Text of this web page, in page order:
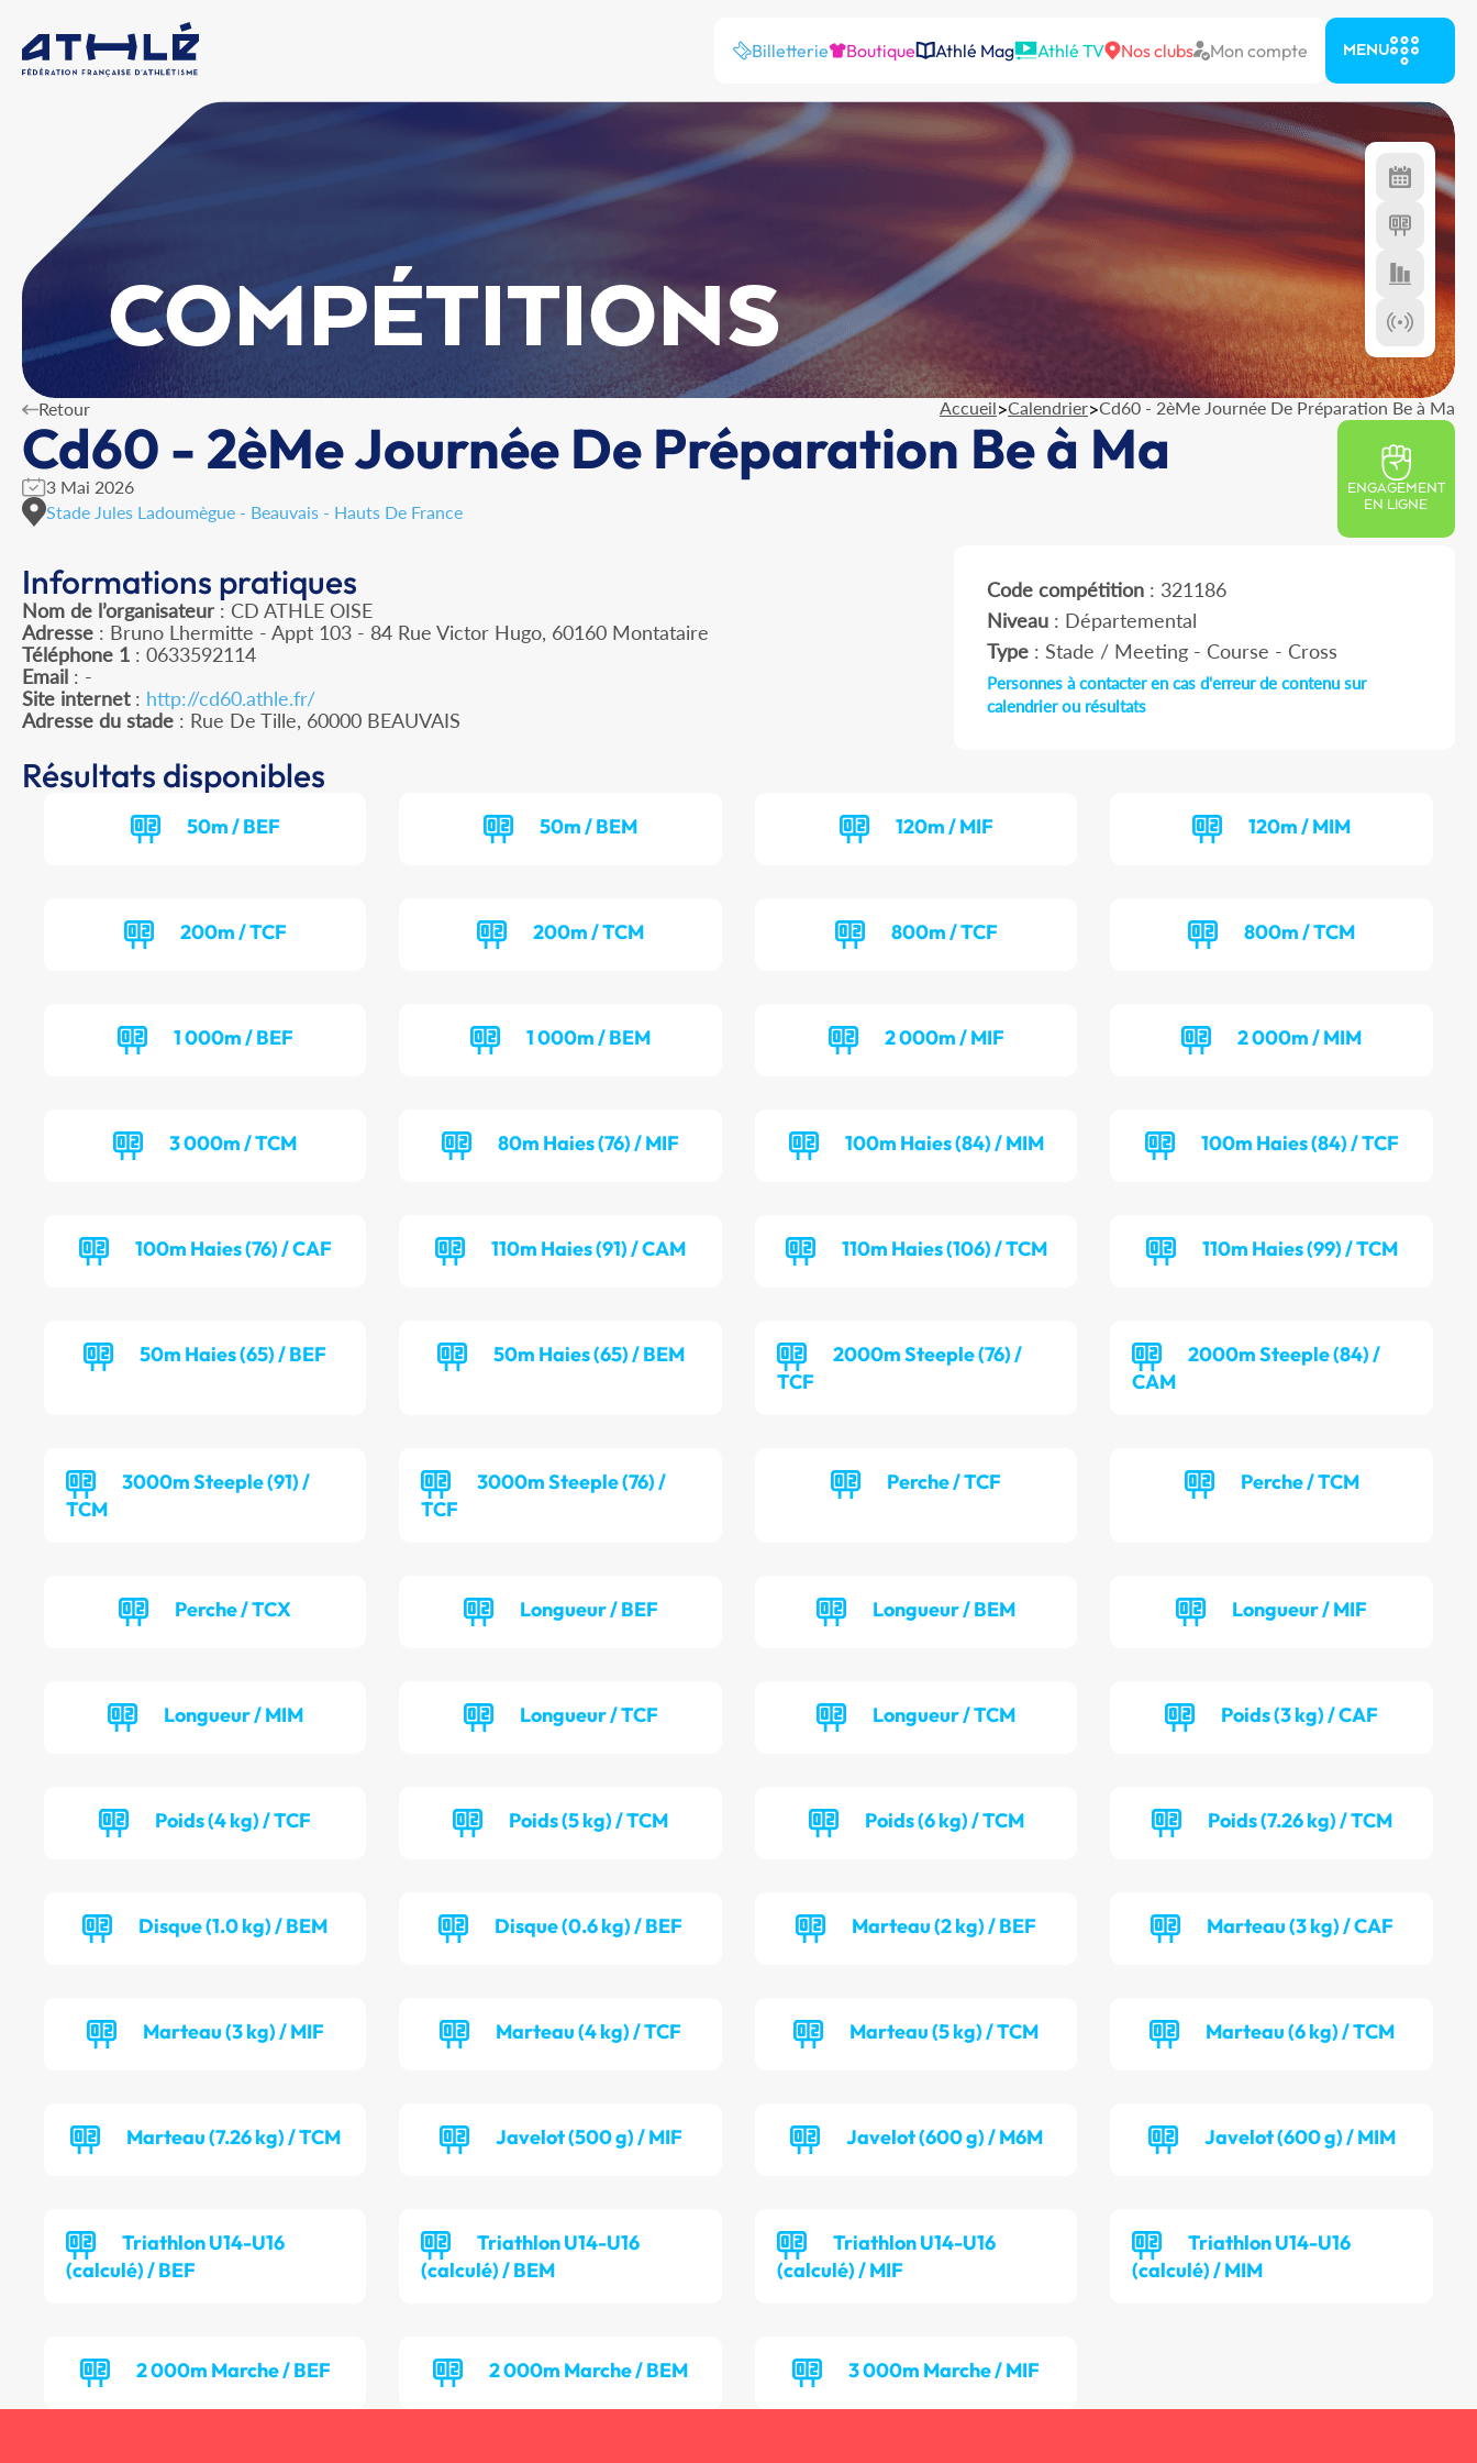
Billetterie Boutique Athlé Mag Athlé TV Nos clubs Mon compte MENU
COMPÉTITIONS
Retour Accueil>Calendrier>Cd60 - 2èMe Journée De Préparation Be à Ma
Cd60 - 2èMe Journée De Préparation Be à Ma
3 Mai 2026
Stade Jules Ladoumègue - Beauvais - Hauts De France
ENGAGEMENT
EN LIGNE
Informations pratiques
Nom de l’organisateur : CD ATHLE OISE
Adresse : Bruno Lhermitte - Appt 103 - 84 Rue Victor Hugo, 60160 Montataire
Téléphone 1 : 0633592114
Email : -
Site internet: http://cd60.athle.fr/
Adresse du stade : Rue De Tille, 60000 BEAUVAIS
Code compétition: 321186
Niveau: Départemental
Type: Stade / Meeting - Course - Cross
Personnes à contacter en cas d'erreur de contenu sur
calendrier ou résultats
Résultats disponibles
50m / BEF 50m / BEM 120m / MIF 120m / MIM
200m / TCF 200m / TCM 800m / TCF 800m / TCM
1 000m / BEF 1 000m / BEM 2 000m / MIF 2 000m / MIM
3 000m / TCM 80m Haies (76) / MIF 100m Haies (84) / MIM 100m Haies (84) / TCF
100m Haies (76) / CAF 110m Haies (91) / CAM 110m Haies (106) / TCM 110m Haies (99) / TCM
50m Haies (65) / BEF 50m Haies (65) / BEM
2000m Steeple (76) /
TCF
2000m Steeple (84) /
CAM
3000m Steeple (91) /
TCM
3000m Steeple (76) /
TCF
Perche / TCF Perche / TCM
Perche / TCX Longueur / BEF Longueur / BEM Longueur / MIF
Longueur / MIM Longueur / TCF Longueur / TCM Poids (3 kg) / CAF
Poids (4 kg) / TCF Poids (5 kg) / TCM Poids (6 kg) / TCM Poids (7.26 kg) / TCM
Disque (1.0 kg) / BEM Disque (0.6 kg) / BEF Marteau (2 kg) / BEF Marteau (3 kg) / CAF
Marteau (3 kg) / MIF Marteau (4 kg) / TCF Marteau (5 kg) / TCM Marteau (6 kg) / TCM
Marteau (7.26 kg) / TCM Javelot (500 g) / MIF Javelot (600 g) / M6M Javelot (600 g) / MIM
Triathlon U14-U16
(calculé) / BEF
Triathlon U14-U16
(calculé) / BEM
Triathlon U14-U16
(calculé) / MIF
Triathlon U14-U16
(calculé) / MIM
2 000m Marche / BEF 2 000m Marche / BEM 3 000m Marche / MIF